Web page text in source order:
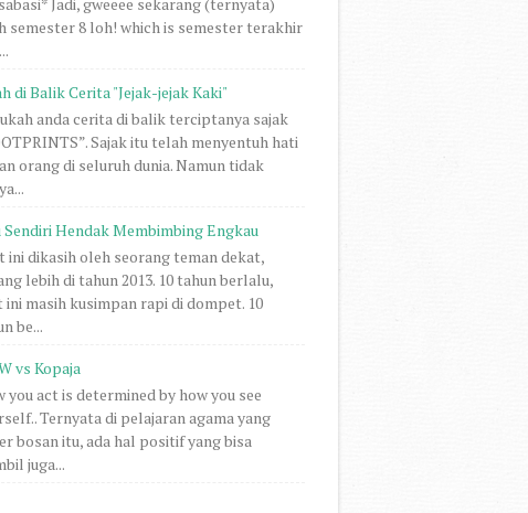
Jadi, gweeee sekarang (ternyata)
semester 8 loh! which is semester terakhir
di Balik Cerita "Jejak-jejak Kaki"
anda cerita di balik terciptanya sajak
Sajak itu telah menyentuh hati
orang di seluruh dunia. Namun tidak
Sendiri Hendak Membimbing Engkau
ini dikasih oleh seorang teman dekat,
lebih di tahun 2013. 10 tahun berlalu,
ini masih kusimpan rapi di dompet. 10
be...
vs Kopaja
you act is determined by how you see
Ternyata di pelajaran agama yang
bosan itu, ada hal positif yang bisa
juga...